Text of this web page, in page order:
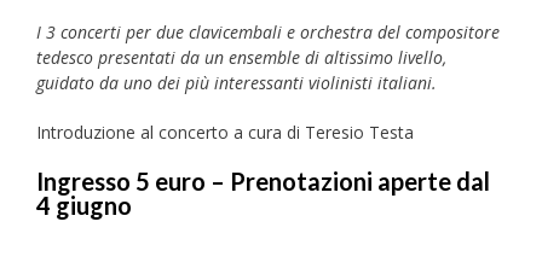
I 3 concerti per due clavicembali e orchestra del compositore
tedesco presentati da un ensemble di altissimo livello,
guidato da uno dei più interessanti violinisti italiani.
Introduzione al concerto a cura di Teresio Testa
Ingresso 5 euro – Prenotazioni aperte dal
4 giugno